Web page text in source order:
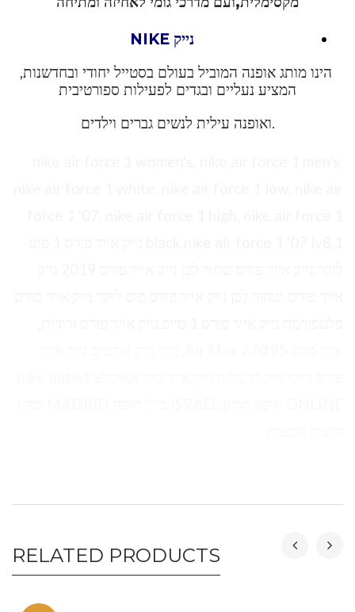
נייק NIKE
הינו מותג אופנה המוביל בעולם בסטייל יחודי ובחדשנות,
המציע נעליים ובגדים לפעילות ספורטיבית
.ואופנה עילית לנשים גברים וילדים
RELATED PRODUCTS